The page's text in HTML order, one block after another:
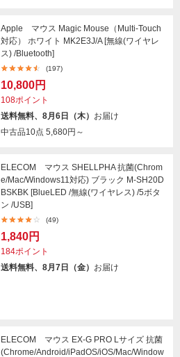
Apple マウス Magic Mouse（Multi-Touch
対応） ホワイト MK2E3J/A [無線(ワイヤレ
ス) /Bluetooth]
(197)
10,800円
108ポイント
送料無料、8月6日（木） お届け
中古品10点 5,680円～
ELECOM マウス SHELLPHA 抗菌(Chrom
e/Mac/Windows11対応) ブラック M-SH20D
BSKBK [BlueLED /無線(ワイヤレス) /5ボタ
ン /USB]
(49)
1,840円
184ポイント
送料無料、8月7日（金） お届け
ELECOM マウス EX-G PRO Lサイズ 抗菌
(Chrome/Android/iPadOS/iOS/Mac/Window